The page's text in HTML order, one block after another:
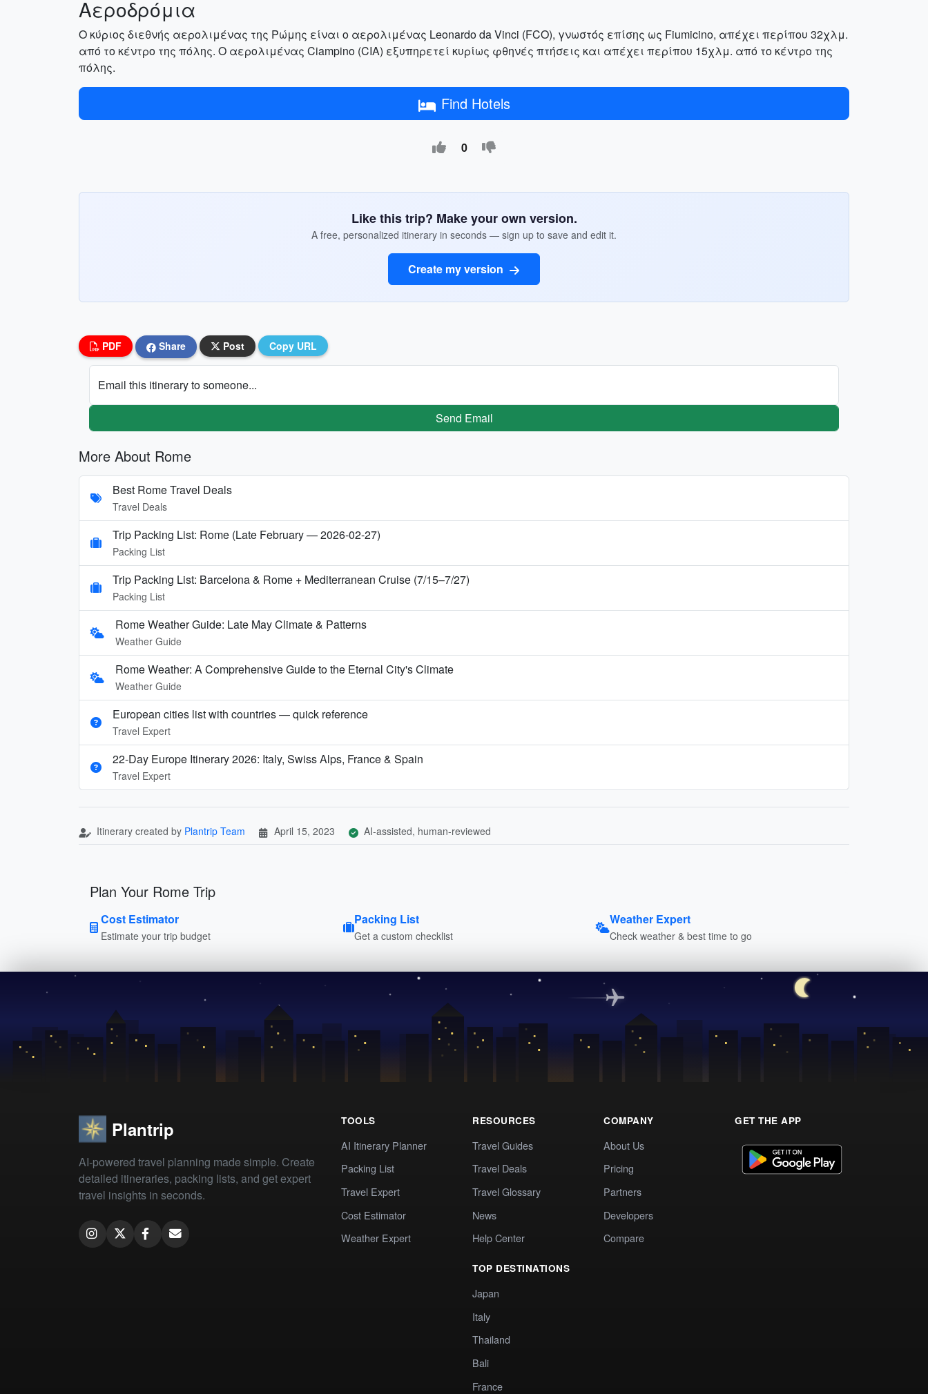
Αεροδρόμια
Ο κύριος διεθνής αερολιμένας της Ρώμης είναι ο αερολιμένας Leonardo da Vinci (FCO), γνωστός επίσης ως Fiumicino, απέχει περίπου 32χλμ.
από το κέντρο της πόλης. Ο αερολιμένας Ciampino (CIA) εξυπηρετεί κυρίως φθηνές πτήσεις και απέχει περίπου 15χλμ. από το κέντρο της
πόλης.
Find Hotels
0
Like this trip? Make your own version.
A free, personalized itinerary in seconds — sign up to save and edit it.
Create my version
PDF Share Post Copy URL
Email this itinerary to someone...
Send Email
More About Rome
Best Rome Travel Deals
Travel Deals
Trip Packing List: Rome (Late February — 2026-02-27)
Packing List
Trip Packing List: Barcelona & Rome + Mediterranean Cruise (7/15–7/27)
Packing List
Rome Weather Guide: Late May Climate & Patterns
Weather Guide
Rome Weather: A Comprehensive Guide to the Eternal City's Climate
Weather Guide
European cities list with countries — quick reference
Travel Expert
22-Day Europe Itinerary 2026: Italy, Swiss Alps, France & Spain
Travel Expert
Itinerary created by Plantrip Team April 15, 2023 AI-assisted, human-reviewed
Plan Your Rome Trip
Cost Estimator
Estimate your trip budget
Packing List
Get a custom checklist
Weather Expert
Check weather & best time to go
Plantrip
AI-powered travel planning made simple. Create
detailed itineraries, packing lists, and get expert
travel insights in seconds.
TOOLS
AI Itinerary Planner
Packing List
Travel Expert
Cost Estimator
Weather Expert
RESOURCES
Travel Guides
Travel Deals
Travel Glossary
News
Help Center
TOP DESTINATIONS
Japan
Italy
Thailand
Bali
France
COMPANY
About Us
Pricing
Partners
Developers
Compare
GET THE APP